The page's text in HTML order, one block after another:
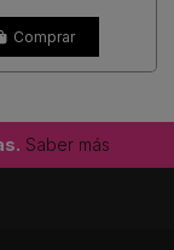
Comprar
Saber más